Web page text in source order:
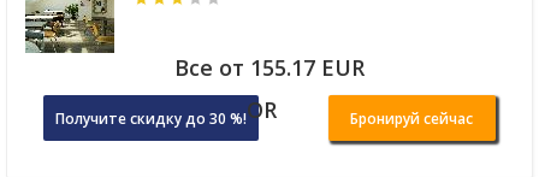
Все от 155.17 EUR
Получите скидку до 30 %!OR Бронируй сейчас